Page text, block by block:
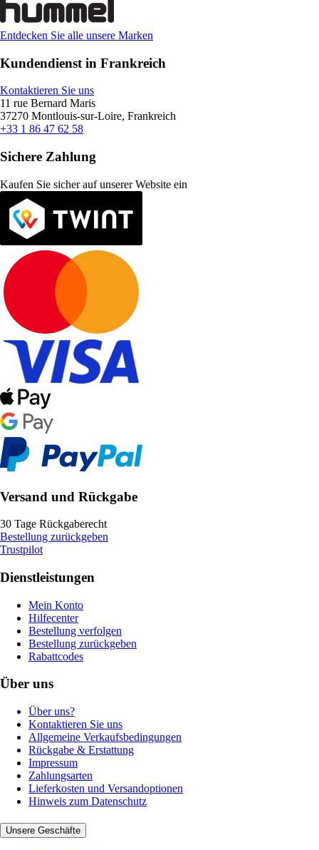
Entdecken Sie alle unsere Marken
Kundendienst in Frankreich
Kontaktieren Sie uns
11 rue Bernard Maris
37270 Montlouis-sur-Loire, Frankreich
+33 1 86 47 62 58
Sichere Zahlung
Kaufen Sie sicher auf unserer Website ein
Versand und Rückgabe
30 Tage Rückgaberecht
Bestellung zurückgeben
Trustpilot
Dienstleistungen
Mein Konto
Hilfecenter
Bestellung verfolgen
Bestellung zurückgeben
Rabattcodes
Über uns
Über uns?
Kontaktieren Sie uns
Allgemeine Verkaufsbedingungen
Rückgabe & Erstattung
Impressum
Zahlungsarten
Lieferkosten und Versandoptionen
Hinweis zum Datenschutz
Unsere Geschäfte